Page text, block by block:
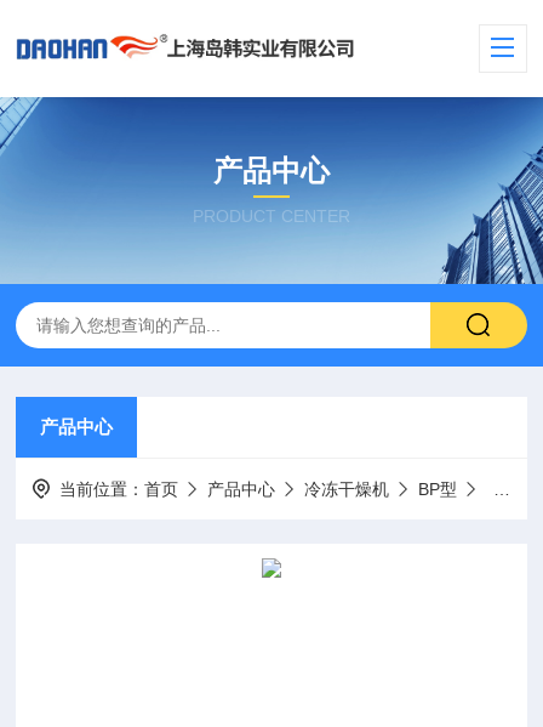
产品中心
PRODUCT CENTER
产品中心
当前位置：首页 产品中心 冷冻干燥机 BP型